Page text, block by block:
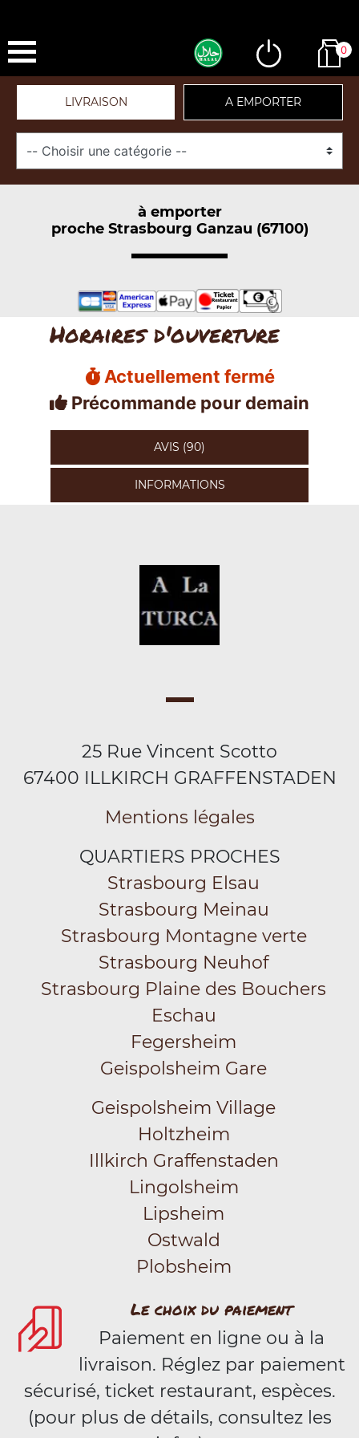
0
LIVRAISON A EMPORTER
à emporter
proche Strasbourg Ganzau (67100)
Horaires d'ouverture
Actuellement fermé
Précommande pour demain
AVIS (90)
INFORMATIONS
25 Rue Vincent Scotto
67400 ILLKIRCH GRAFFENSTADEN
Mentions légales
QUARTIERS PROCHES
Strasbourg Elsau
Strasbourg Meinau
Strasbourg Montagne verte
Strasbourg Neuhof
Strasbourg Plaine des Bouchers
Eschau
Fegersheim
Geispolsheim Gare
Geispolsheim Village
Holtzheim
Illkirch Graffenstaden
Lingolsheim
Lipsheim
Ostwald
Plobsheim
Le choix du paiement
Paiement en ligne ou à la
livraison. Réglez par paiement
sécurisé, ticket restaurant, espèces.
(pour plus de détails, consultez les